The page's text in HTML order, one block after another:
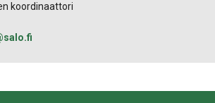
koordinaattori